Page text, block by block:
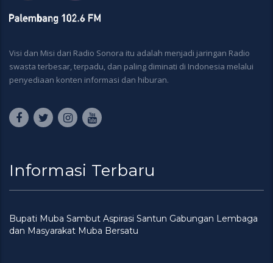
Visi dan Misi dari Radio Sonora itu adalah menjadi jaringan Radio
swasta terbesar, terpadu, dan paling diminati di Indonesia melalui
penyediaan konten informasi dan hiburan.
Informasi Terbaru
Bupati Muba Sambut Aspirasi Santun Gabungan Lembaga
dan Masyarakat Muba Bersatu